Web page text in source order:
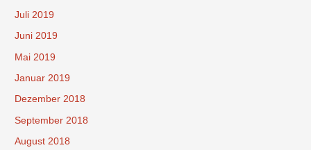
Juli 2019
Juni 2019
Mai 2019
Januar 2019
Dezember 2018
September 2018
August 2018